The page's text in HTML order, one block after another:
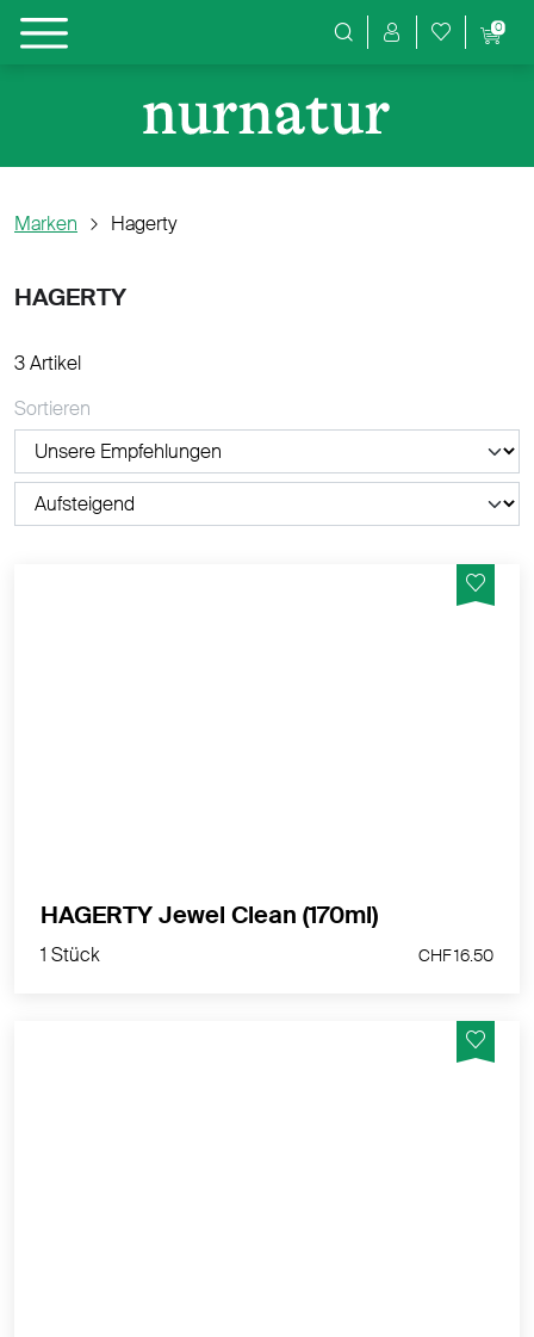
Produktsuche
0
Marken Hagerty
HAGERTY
3 Artikel
Sortieren
1 Stück
HAGERTY Jewel Clean (170ml)
1 Stück CHF 16.50